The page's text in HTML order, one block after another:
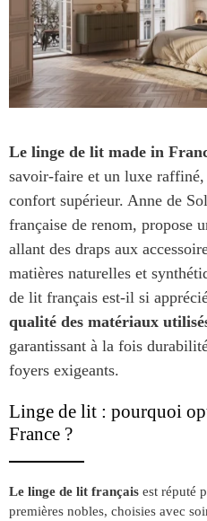
Le linge de lit made in
savoir-faire et un luxe raffiné,
confort supérieur. Anne de
française de renom, propose
allant des draps aux
matières naturelles et
de lit français est-il si
qualité des matériaux
garantissant à la fois
foyers exigeants.
Linge de lit : pourquoi
France ?
Le linge de lit français est réputé
premières nobles, choisies avec